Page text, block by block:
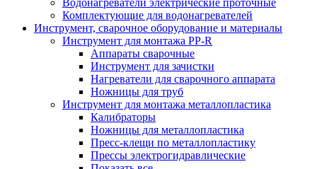
Водонагреватели электрические проточные
Комплектующие для водонагревателей
Инструмент, сварочное оборудование и материалы
Инструмент для монтажа PP-R
Аппараты сварочные
Инструмент для зачистки
Нагреватели для сварочного аппарата
Ножницы для труб
Инструмент для монтажа металлопластика
Калибраторы
Ножницы для металлопластика
Пресс-клещи по металлопластику
Прессы электрогидравлические